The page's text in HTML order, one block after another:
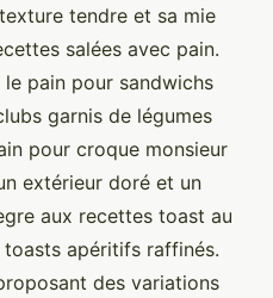
tendre et sa mie
salées avec pain.
pain pour sandwichs
garnis de légumes
pour croque monsieur
extérieur doré et un
aux recettes toast au
apéritifs raffinés.
des variations